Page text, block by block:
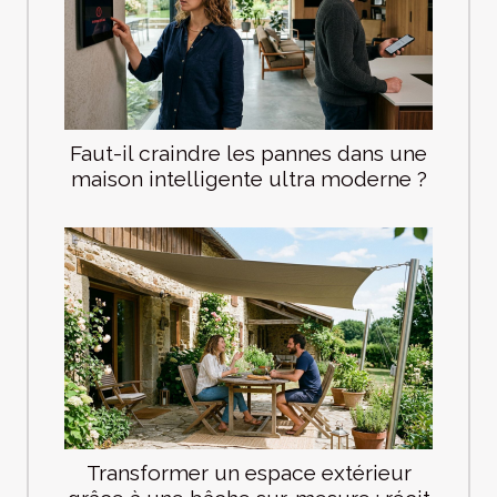
Faut-il craindre les pannes dans une
maison intelligente ultra moderne ?
Transformer un espace extérieur